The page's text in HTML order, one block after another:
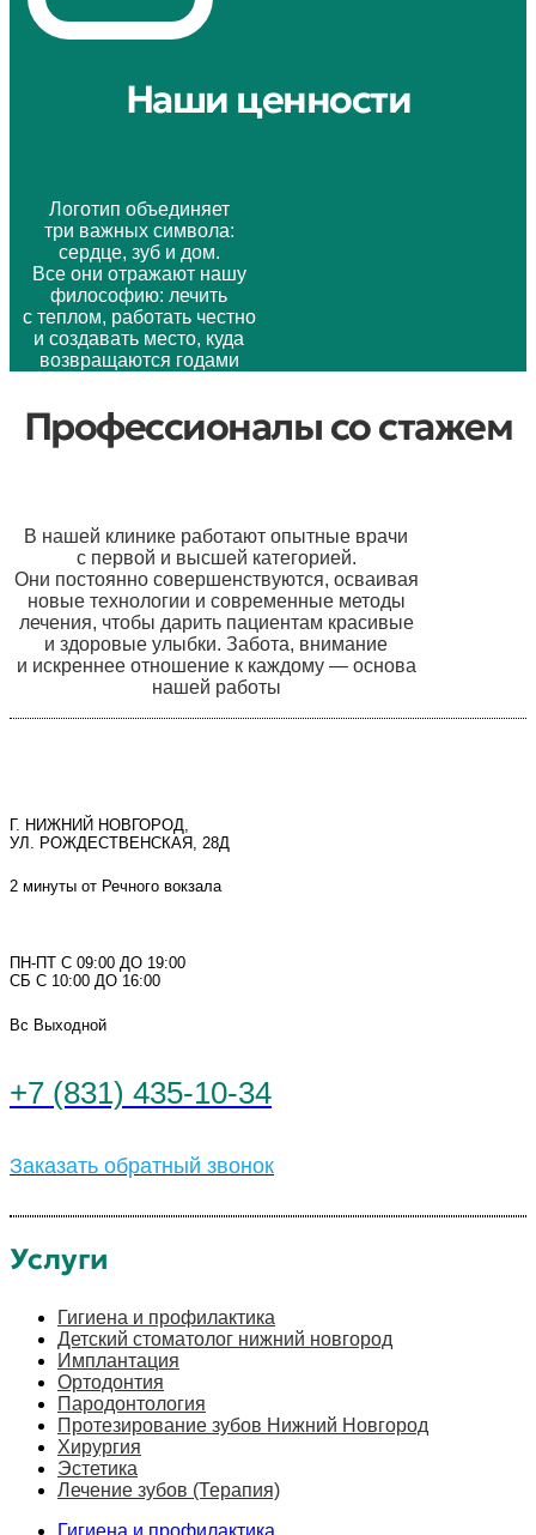
Наши ценности
Логотип объединяет
три важных символа:
сердце, зуб и дом.
Все они отражают нашу
философию: лечить
с теплом, работать честно
и создавать место, куда
возвращаются годами
Профессионалы со стажем
В нашей клинике работают опытные врачи
с первой и высшей категорией.
Они постоянно совершенствуются, осваивая
новые технологии и современные методы
лечения, чтобы дарить пациентам красивые
и здоровые улыбки. Забота, внимание
и искреннее отношение к каждому — основа
нашей работы
Г. НИЖНИЙ НОВГОРОД,
УЛ. РОЖДЕСТВЕНСКАЯ, 28Д
2 минуты от Речного вокзала
ПН-ПТ С 09:00 ДО 19:00
СБ С 10:00 ДО 16:00
Вс Выходной
+7 (831) 435-10-34
Заказать обратный звонок
Услуги
Гигиена и профилактика
Детский стоматолог нижний новгород
Имплантация
Ортодонтия
Пародонтология
Протезирование зубов Нижний Новгород
Хирургия
Эстетика
Лечение зубов (Терапия)
Гигиена и профилактика